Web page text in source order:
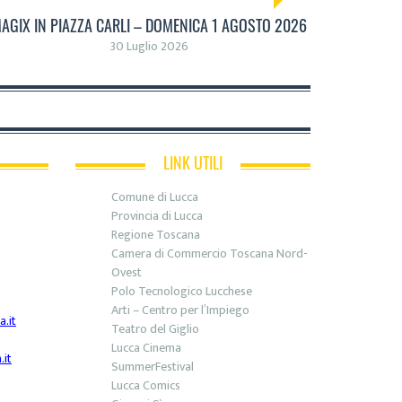
IN PIAZZA CARLI – DOMENICA 1 AGOSTO 2026
30 Luglio 2026
LINK UTILI
Comune di Lucca
Provincia di Lucca
Regione Toscana
Camera di Commercio Toscana Nord-
Ovest
Polo Tecnologico Lucchese
Arti – Centro per l’Impiego
Teatro del Giglio
Lucca Cinema
SummerFestival
Lucca Comics